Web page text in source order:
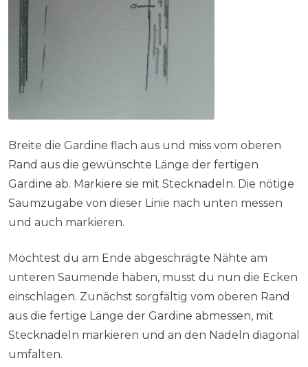
Breite die Gardine flach aus und miss vom oberen
Rand aus die gewünschte Länge der fertigen
Gardine ab. Markiere sie mit Stecknadeln. Die nötige
Saumzugabe von dieser Linie nach unten messen
und auch markieren.
Möchtest du am Ende abgeschrägte Nähte am
unteren Saumende haben, musst du nun die Ecken
einschlagen. Zunächst sorgfältig vom oberen Rand
aus die fertige Länge der Gardine abmessen, mit
Stecknadeln markieren und an den Nadeln diagonal
umfalten.